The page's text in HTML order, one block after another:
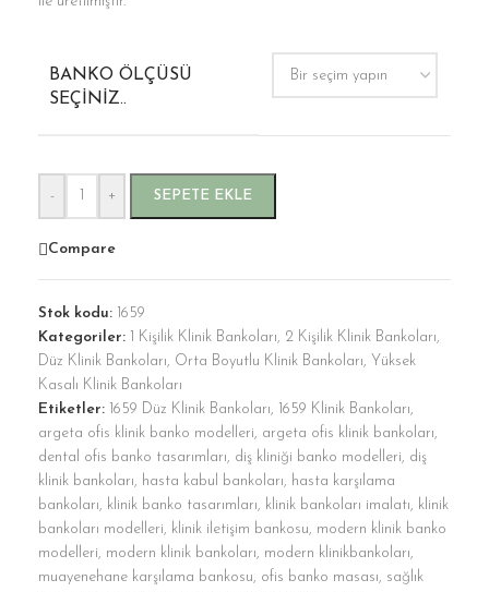
BANKO ÖLÇÜSÜ
SEÇINIZ..
- + SEPETE EKLE
Compare
Stok kodu: 1659
Kategoriler: 1 Kişilik Klinik Bankoları, 2 Kişilik Klinik Bankoları,
Düz Klinik Bankoları, Orta Boyutlu Klinik Bankoları, Yüksek
Kasalı Klinik Bankoları
Etiketler: 1659 Düz Klinik Bankoları, 1659 Klinik Bankoları,
argeta ofis klinik banko modelleri, argeta ofis klinik bankoları,
dental ofis banko tasarımları, diş kliniği banko modelleri, diş
klinik bankoları, hasta kabul bankoları, hasta karşılama
bankoları, klinik banko tasarımları, klinik bankoları imalatı, klinik
bankoları modelleri, klinik iletişim bankosu, modern klinik banko
modelleri, modern klinik bankoları, modern klinikbankoları,
muayenehane karşılama bankosu, ofis banko masası, sağlık